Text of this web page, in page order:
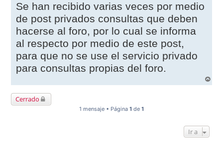
Se han recibido varias veces por medio
de post privados consultas que deben
hacerse al foro, por lo cual se informa
al respecto por medio de este post,
para que no se use el servicio privado
para consultas propias del foro.
r
Cerrado
1 mensaje • Página 1 de 1
Ir a